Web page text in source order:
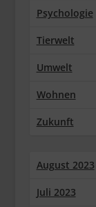
Psychologie
Tierwelt
Umwelt
Wohnen
Zukunft
August 2023
Juli 2023